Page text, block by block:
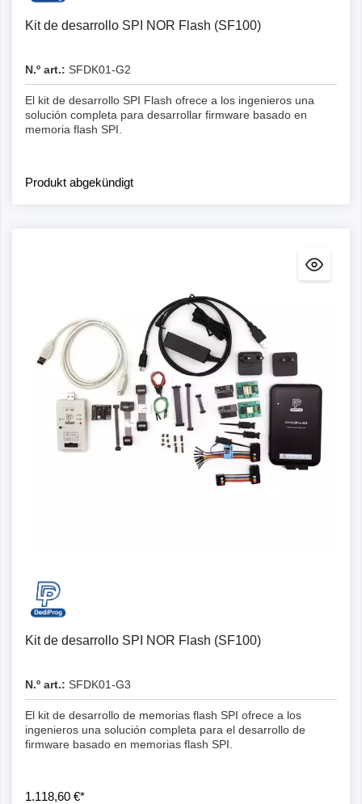
Kit de desarrollo SPI NOR Flash (SF100)
N.º art.: SFDK01-G2
El kit de desarrollo SPI Flash ofrece a los ingenieros una
solución completa para desarrollar firmware basado en
memoria flash SPI.
Produkt abgekündigt
Kit de desarrollo SPI NOR Flash (SF100)
N.º art.: SFDK01-G3
El kit de desarrollo de memorias flash SPI ofrece a los
ingenieros una solución completa para el desarrollo de
firmware basado en memorias flash SPI.
1.118,60 €*